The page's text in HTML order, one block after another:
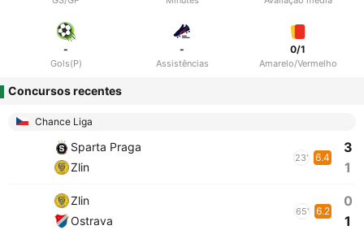
-
Gols(P)
-
Assistências
0/1
Amarelo/Vermelho
Concursos recentes
Chance Liga
Sparta Praga
Zlin
23' 6.4
3
1
Zlin
Ostrava
65' 6.2
0
1